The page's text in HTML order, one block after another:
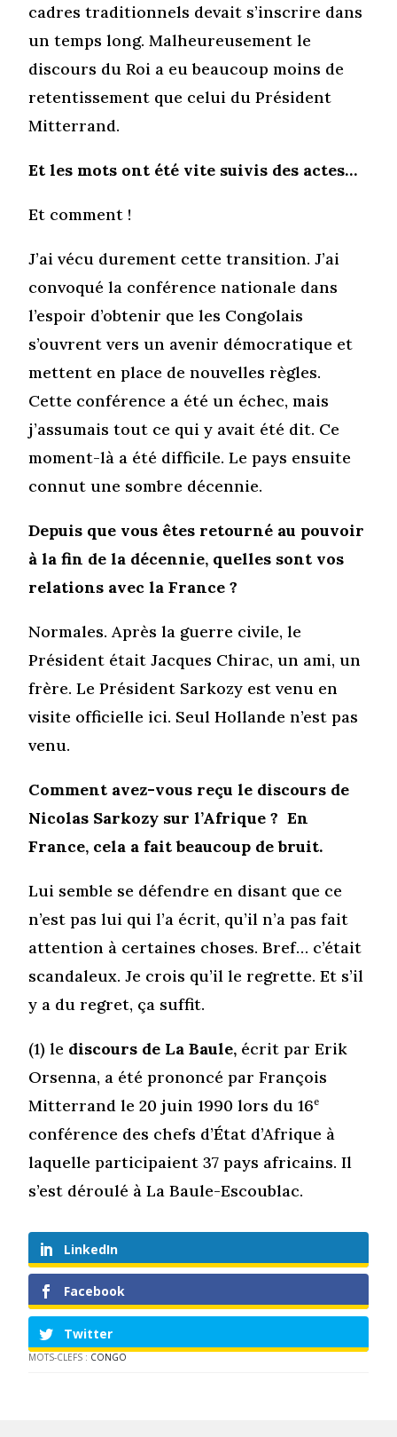
cadres traditionnels devait s’inscrire dans
un temps long. Malheureusement le
discours du Roi a eu beaucoup moins de
retentissement que celui du Président
Mitterrand.
Et les mots ont été vite suivis des actes…
Et comment !
J’ai vécu durement cette transition. J’ai
convoqué la conférence nationale dans
l’espoir d’obtenir que les Congolais
s’ouvrent vers un avenir démocratique et
mettent en place de nouvelles règles.
Cette conférence a été un échec, mais
j’assumais tout ce qui y avait été dit. Ce
moment-là a été difficile. Le pays ensuite
connut une sombre décennie.
Depuis que vous êtes retourné au pouvoir
à la fin de la décennie, quelles sont vos
relations avec la France ?
Normales. Après la guerre civile, le
Président était Jacques Chirac, un ami, un
frère. Le Président Sarkozy est venu en
visite officielle ici. Seul Hollande n’est pas
venu.
Comment avez-vous reçu le discours de
Nicolas Sarkozy sur l’Afrique ? En
France, cela a fait beaucoup de bruit.
Lui semble se défendre en disant que ce
n’est pas lui qui l’a écrit, qu’il n’a pas fait
attention à certaines choses. Bref… c’était
scandaleux. Je crois qu’il le regrette. Et s’il
y a du regret, ça suffit.
(1) le discours de La Baule, écrit par Erik
Orsenna, a été prononcé par François
Mitterrand le 20 juin 1990 lors du 16e
conférence des chefs d’État d’Afrique à
laquelle participaient 37 pays africains. Il
s’est déroulé à La Baule-Escoublac.
LinkedIn
Facebook
Twitter
MOTS-CLEFS : CONGO